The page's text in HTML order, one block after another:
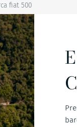
fiat 500